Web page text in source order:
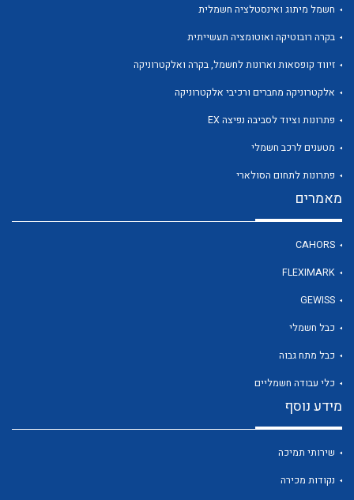
לכל מוצרי היצרן
לכל מוצרי היצרן
חשמל מיתוג ואינסטלציה חשמלית
בקרה רובוטיקה ואוטומציה תעשייתית
זיווד קופסאות וארונות לחשמל, בקרה ואלקטרוניקה
אלקטרוניקה מחברים ורכיבי אלקטרוניקה
פתרונות וציוד לסביבה נפיצה EX
מטענים לרכב חשמלי
פתרונות לתחום הסולארי
מאמרים
CAHORS
FLEXIMARK
GEWISS
כבל חשמלי
כבל מתח גבוה
כלי עבודה חשמליים
מידע נוסף
שירותי תמיכה
נקודות מכירה